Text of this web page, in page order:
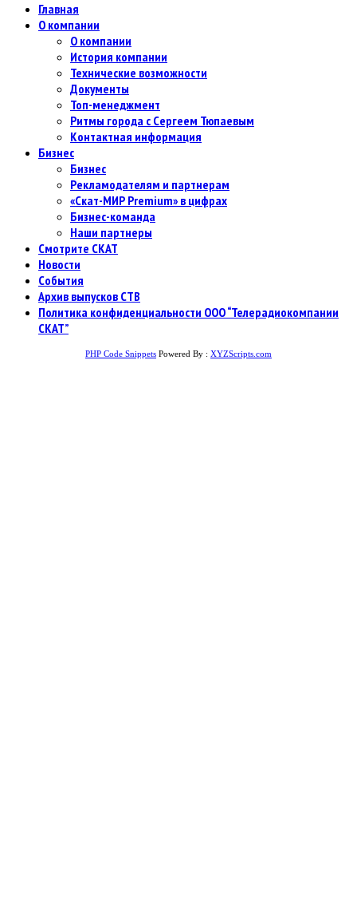
Главная
О компании
О компании
История компании
Технические возможности
Документы
Топ-менеджмент
Ритмы города с Сергеем Тюпаевым
Контактная информация
Бизнес
Бизнес
Рекламодателям и партнерам
«Скат-МИР Premium» в цифрах
Бизнес-команда
Наши партнеры
Смотрите СКАТ
Новости
События
Архив выпусков СТВ
Политика конфиденциальности ООО “Телерадиокомпании
СКАТ”
PHP Code Snippets Powered By : XYZScripts.com